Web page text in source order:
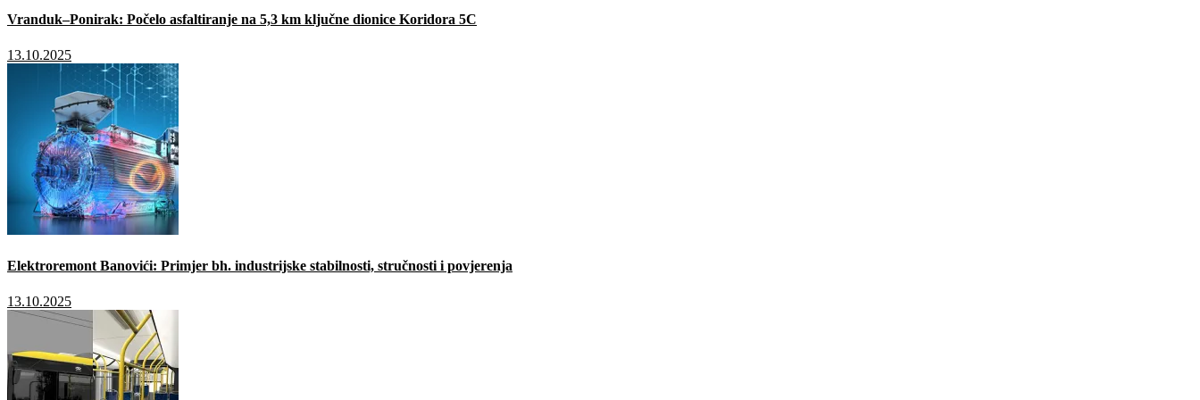
Vranduk–Ponirak: Počelo asfaltiranje na 5,3 km ključne dionice Koridora 5C
13.10.2025
Elektroremont Banovići: Primjer bh. industrijske stabilnosti, stručnosti i povjerenja
13.10.2025